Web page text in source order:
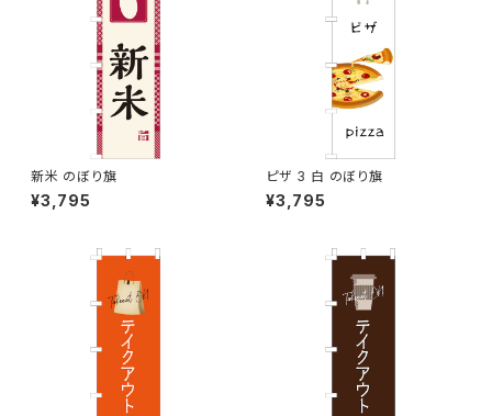
新米 のぼり旗
¥3,795
ピザ 3 白 のぼり旗
¥3,795